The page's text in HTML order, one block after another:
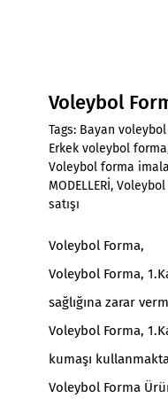
Voleybol
Tags: Bayan
Erkek voleybol forma
Voleybol forma
MODELLERİ,
satışı
Voleybol Forma,
Voleybol Forma,
sağlığına zarar
Voleybol Forma,
kumaşı
Voleybol Forma